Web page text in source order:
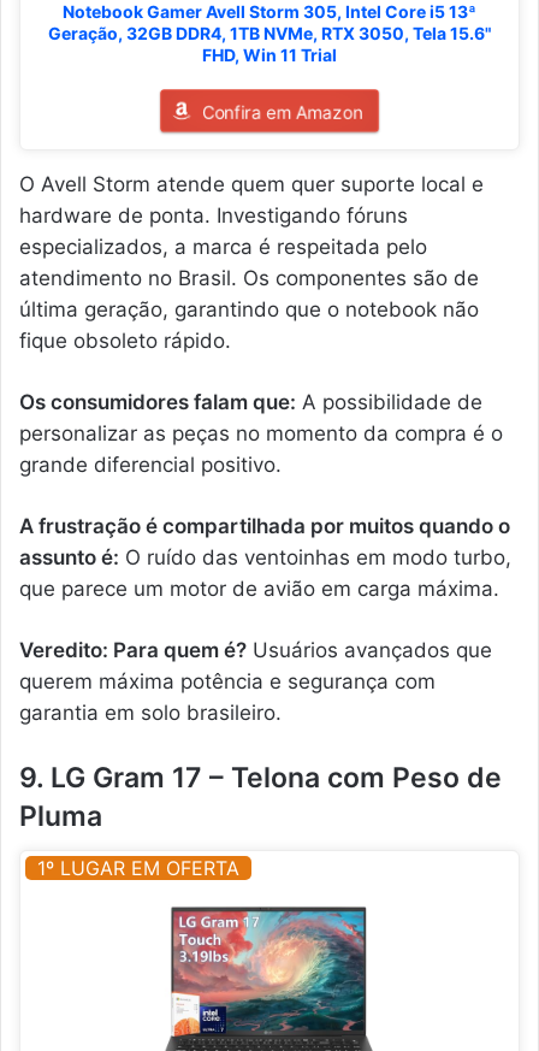
Notebook Gamer Avell Storm 305, Intel Core i5 13ª
Geração, 32GB DDR4, 1TB NVMe, RTX 3050, Tela 15.6"
FHD, Win 11 Trial
Confira em Amazon
O Avell Storm atende quem quer suporte local e
hardware de ponta. Investigando fóruns
especializados, a marca é respeitada pelo
atendimento no Brasil. Os componentes são de
última geração, garantindo que o notebook não
fique obsoleto rápido.
Os consumidores falam que: A possibilidade de
personalizar as peças no momento da compra é o
grande diferencial positivo.
A frustração é compartilhada por muitos quando o
assunto é: O ruído das ventoinhas em modo turbo,
que parece um motor de avião em carga máxima.
Veredito: Para quem é? Usuários avançados que
querem máxima potência e segurança com
garantia em solo brasileiro.
9. LG Gram 17 – Telona com Peso de
Pluma
1º LUGAR EM OFERTA